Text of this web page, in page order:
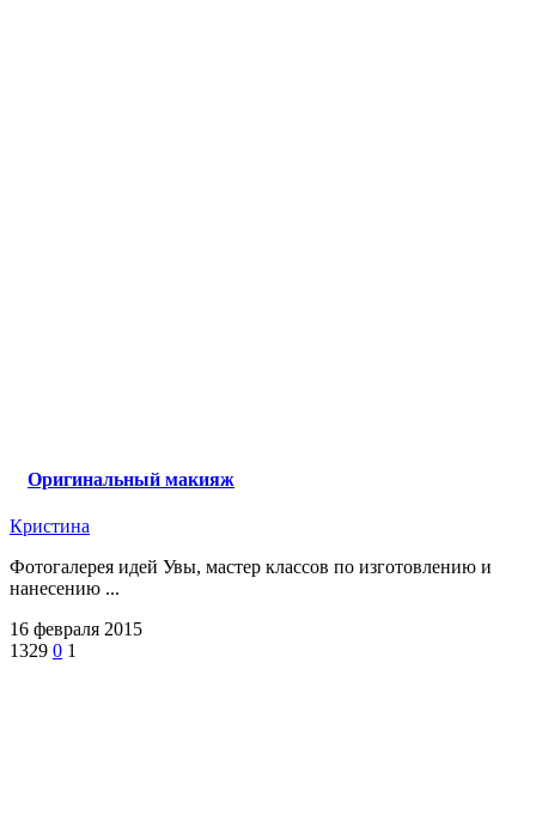
Оригинальный макияж
Кристина
Фотогалерея идей Увы, мастер классов по изготовлению и
нанесению ...
16 февраля 2015
1329 0 1